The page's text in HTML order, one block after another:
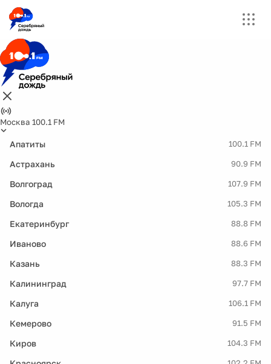
Москва 100.1 FM
Апатиты 100.1 FM
Астрахань 90.9 FM
Волгоград 107.9 FM
Вологда 105.3 FM
Екатеринбург 88.8 FM
Иваново 88.6 FM
Казань 88.3 FM
Калининград 97.7 FM
Калуга 106.1 FM
Кемерово 91.5 FM
Киров 104.3 FM